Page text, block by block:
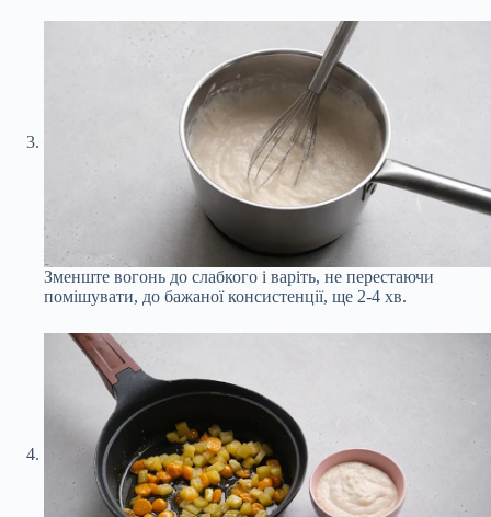
Зменште вогонь до слабкого і варіть, не перестаючи
помішувати, до бажаної консистенції, ще 2-4 хв.